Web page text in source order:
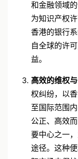
和金融领域
为知识产权
香港的银行
自全球的许
益。
高效的维权
权纠纷，以
至国际范围
公正、高效
要中心之一
途径。这种